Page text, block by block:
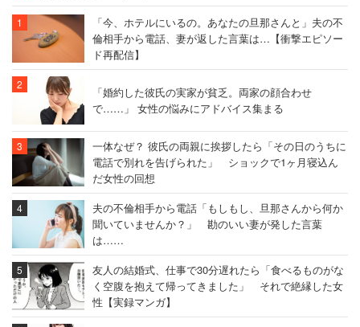
「今、ホテルにいるの。あなたの旦那さんと」夫の不
倫相手から電話、妻が返した言葉は…【衝撃エピソー
ド再配信】
「婚約した彼氏の実家が貧乏。両家の顔合わせ
で……」 女性の悩みにアドバイス集まる
一体なぜ？ 彼氏の両親に挨拶したら「その日のうちに
電話で別れを告げられた」 ショックで1ヶ月寝込ん
だ女性の回想
夫の不倫相手から電話「もしもし、旦那さんから何か
聞いていませんか？」 勘のいい妻が発した言葉
は……
友人の結婚式、仕事で30分遅れたら「食べるものがな
く空腹を抱えて帰ってきました」 それで絶縁した女
性【実録マンガ】